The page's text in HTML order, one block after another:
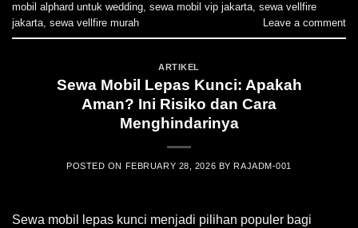
mobil alphard untuk wedding, sewa mobil vip jakarta, sewa vellfire
jakarta, sewa vellfire murah Leave a comment
ARTIKEL
Sewa Mobil Lepas Kunci: Apakah
Aman? Ini Risiko dan Cara
Menghindarinya
POSTED ON FEBRUARY 28, 2026 BY RAJADM-001
Sewa mobil lepas kunci menjadi pilihan populer bagi